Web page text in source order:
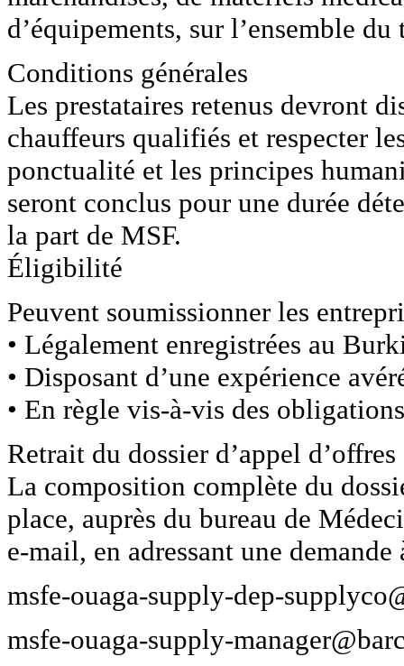
d’équipements, sur l’ensemble
Conditions générales
Les prestataires retenus devront
chauffeurs qualifiés et respecter
ponctualité et les principes
seront conclus pour une durée
la part de MSF.
Éligibilité
Peuvent soumissionner les
• Légalement enregistrées au
• Disposant d’une expérience
• En règle vis-à-vis des
Retrait du dossier d’appel
La composition complète du
place, auprès du bureau de
e-mail, en adressant une demande
msfe-ouaga-supply-dep-
msfe-ouaga-supply-